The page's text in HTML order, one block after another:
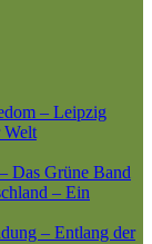
– Leipzig
Welt
Das Grüne Band
– Ein
– Entlang der